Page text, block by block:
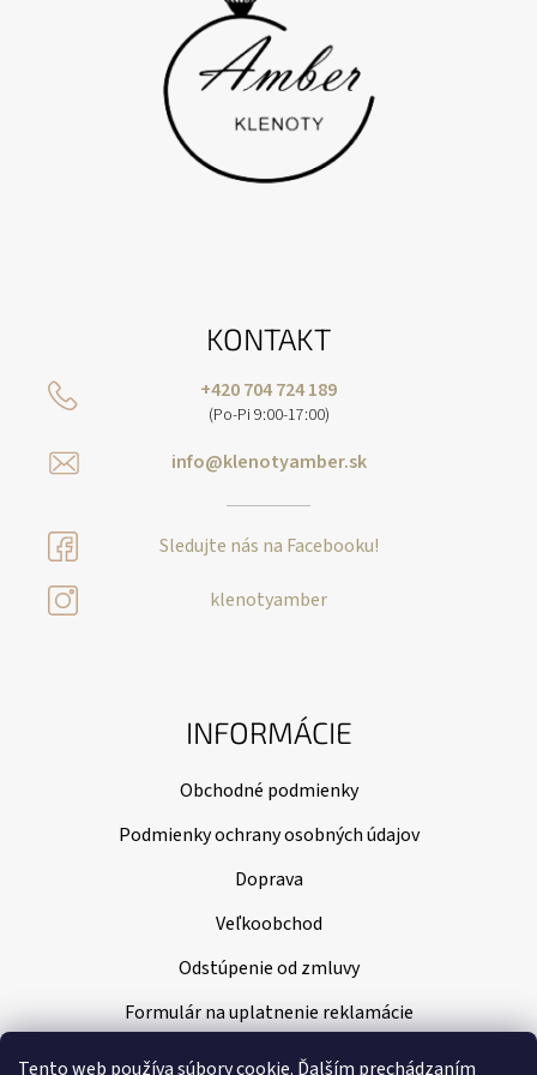
Tento web používa súbory cookie. Ďalším prechádzaním
KONTAKT
+420 704 724 189
(Po-Pi 9:00-17:00)
info@klenotyamber.sk
Sledujte nás na Facebooku!
klenotyamber
INFORMÁCIE
Obchodné podmienky
Podmienky ochrany osobných údajov
Doprava
Veľkoobchod
Odstúpenie od zmluvy
Formulár na uplatnenie reklamácie